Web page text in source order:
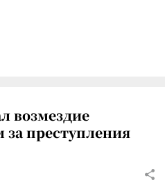
возмездие
преступления